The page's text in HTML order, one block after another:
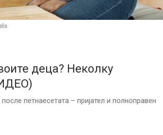
деца? Неколку
петнаесетата – пријател и полноправен
Малолетниците ќе бидат
Нов тест од крвта би